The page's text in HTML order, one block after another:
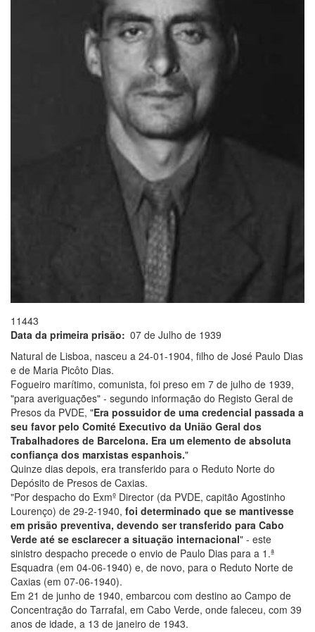
11443
Data da primeira prisão
07 de Julho de 1939
Natural de Lisboa, nasceu a 24-01-1904, filho de José Paulo Dias
e de Maria Picôto Dias.
Fogueiro marítimo, comunista, foi preso em 7 de julho de 1939,
"para averiguações" - segundo informação do Registo Geral de
Presos da PVDE, "Era possuidor de uma credencial passada a
seu favor pelo Comité Executivo da União Geral dos
Trabalhadores de Barcelona. Era um elemento de absoluta
confiança dos marxistas espanhois."
Quinze dias depois, era transferido para o Reduto Norte do
Depósito de Presos de Caxias.
"Por despacho do Exmº Director (da PVDE, capitão Agostinho
Lourenço) de 29-2-1940, foi determinado que se mantivesse
em prisão preventiva, devendo ser transferido para Cabo
Verde até se esclarecer a situação internacional" - este
sinistro despacho precede o envio de Paulo Dias para a 1.ª
Esquadra (em 04-06-1940) e, de novo, para o Reduto Norte de
Caxias (em 07-06-1940).
Em 21 de junho de 1940, embarcou com destino ao Campo de
Concentração do Tarrafal, em Cabo Verde, onde faleceu, com 39
anos de idade, a 13 de janeiro de 1943.